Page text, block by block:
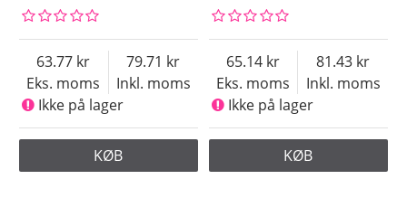
Eks. moms
63.77
Inkl. moms
79.71
Ikke på lager
KØB
Eks. moms
65.14
Inkl. moms
81.43
Ikke på lager
KØB